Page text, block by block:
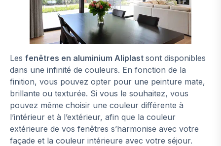
Les fenêtres en aluminium Aliplast sont disponibles
dans une infinité de couleurs. En fonction de la
finition, vous pouvez opter pour une peinture mate,
brillante ou texturée. Si vous le souhaitez, vous
pouvez même choisir une couleur différente à
l’intérieur et à l’extérieur, afin que la couleur
extérieure de vos fenêtres s’harmonise avec votre
façade et la couleur intérieure avec votre séjour.